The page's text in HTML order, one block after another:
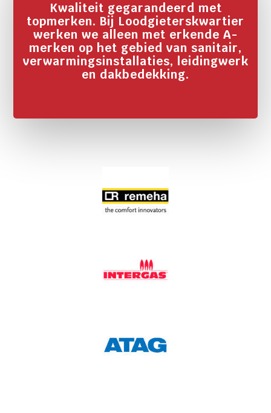
Kwaliteit gegarandeerd met
topmerken. Bij Loodgieterskwartier
werken we alleen met erkende A-
merken op het gebied van sanitair,
verwarmingsinstallaties, leidingwerk
en dakbedekking.